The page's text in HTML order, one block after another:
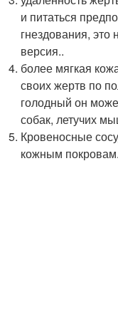
и питаться
гнездования, это
версия..
более мягкая
своих жертв по
голодный он
собак, летучих
Кровеносные
кожным покровам.